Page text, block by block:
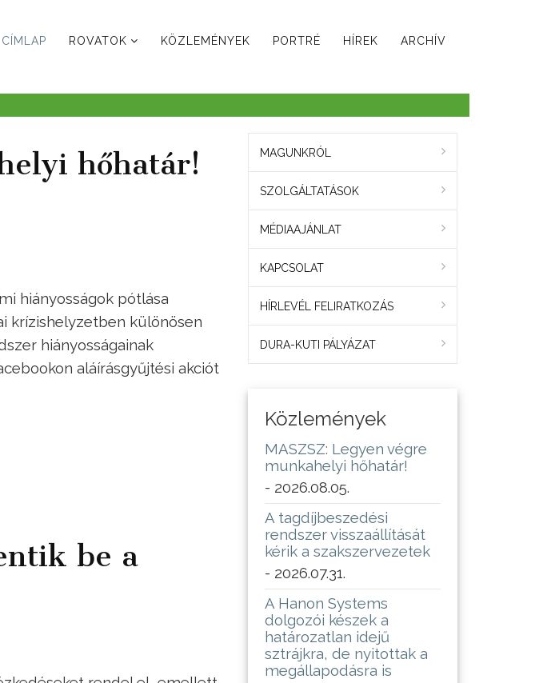
CÍMLAP ROVATOK KÖZLEMÉNYEK PORTRÉ HÍREK ARCHÍV
hőhatár!
hiányosságok pótlása
krízishelyzetben különösen
hiányosságainak
aláírásgyűjtési akciót
be a
MAGUNKRÓL
SZOLGÁLTATÁSOK
MÉDIAAJÁNLAT
KAPCSOLAT
HÍRLEVÉL FELIRATKOZÁS
DURA-KUTI PÁLYÁZAT
Közlemények
MASZSZ: Legyen végre
munkahelyi hőhatár!
- 2026.08.05.
A tagdíjbeszedési
rendszer visszaállítását
kérik a szakszervezetek
- 2026.07.31.
A Hanon Systems
dolgozói készek a
határozatlan idejű
sztrájkra, de nyitottak a
megállapodásra is